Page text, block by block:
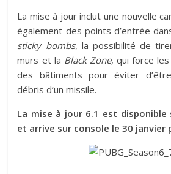
La mise à jour inclut une nouvelle
également des points d’entrée
sticky bombs, la possibilité de
murs et la Black Zone, qui force
des bâtiments pour éviter
débris d’un missile.
La mise à jour 6.1 est disponible
et arrive sur console le 30 janvier